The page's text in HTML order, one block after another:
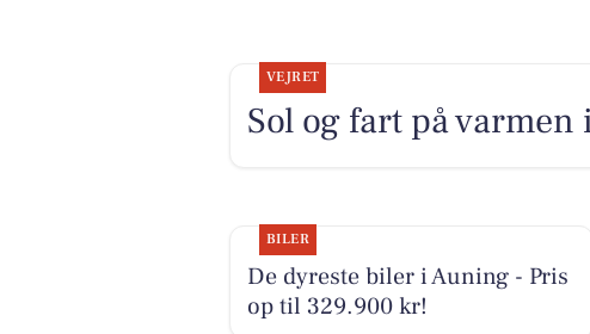
VEJRET
Sol og fart på varmen
BILER
De dyreste biler i Auning - Pris
op til 329.900 kr!